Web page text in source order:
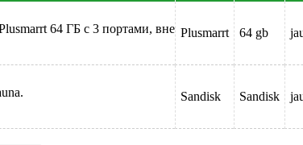
64 ГБ с 3 портами, вне Plusmarrt 64 gb
Sandisk Sandisk